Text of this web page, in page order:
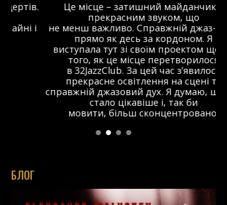
Це місце – затишний майданчик з
прекрасним звуком, що
не менш важливо. Справжній джаз-клуб,
прямо як десь за кордоном. Я
виступала тут зі своїм проектом ще до
того, як це місце перетворилося
в 32JazzClub. За цей час з’явилося
прекрасне освітлення на сцені та
справжній джазовий дух. Я думаю, що тут
стало цікавіше і, так би
мовити, більш сконцентровано.
БЛОГ